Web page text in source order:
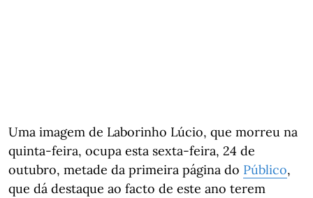
Uma imagem de Laborinho Lúcio, que morreu na
quinta-feira, ocupa esta sexta-feira, 24 de
outubro, metade da primeira página do Público,
que dá destaque ao facto de este ano terem